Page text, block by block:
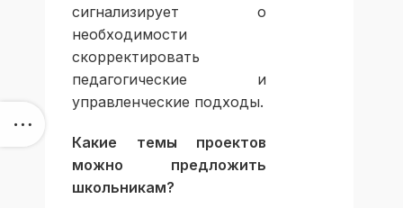
сигнализирует о
необходимости
скорректировать
педагогические и
управленческие подходы.
Какие темы проектов
можно предложить
школьникам?